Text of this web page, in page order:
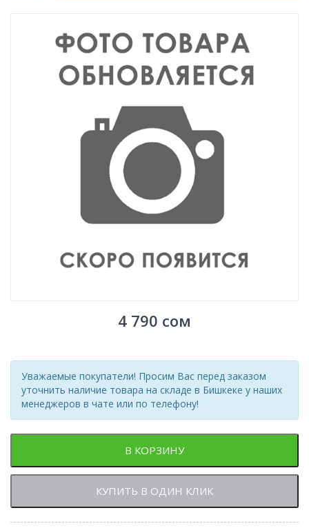
4 790 сом
Уважаемые покупатели! Просим Вас перед заказом
уточнить наличие товара на складе в Бишкеке у наших
менеджеров в чате или по телефону!
В КОРЗИНУ
КУПИТЬ В ОДИН КЛИК